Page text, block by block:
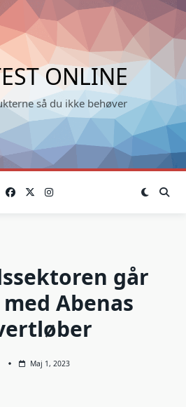
ONLINE
så du ikke behøver
går
Abenas
Maj 1, 2023